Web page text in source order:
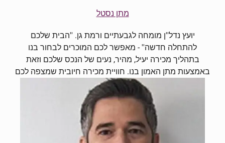
מתן נסטל
יועץ נדל''ן מומחה לגבעתיים ורמת גן. ''הבית שלכם
להתחלה חדשה'' - מאפשר לכם המוכרים לבחור בנו
בתהליך מכירה יעיל, מהיר, נעים של הנכס שלכם וזאת
באמצעות מתן האמון בנו. חוויית מכירה חיובית שמצפה לכם